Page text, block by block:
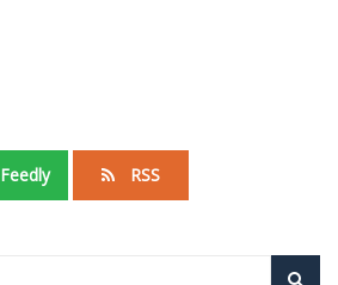
Feedly RSS